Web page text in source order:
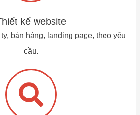
kế website
bán hàng, landing page, theo yêu
cầu.